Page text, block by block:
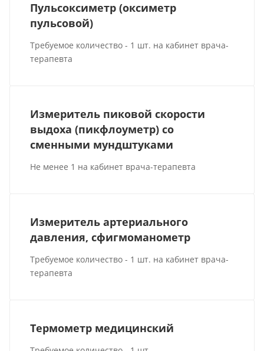
Пульсоксиметр (оксиметр
пульсовой)
Требуемое количество - 1 шт. на кабинет врача-
терапевта
Измеритель пиковой скорости
выдоха (пикфлоуметр) со
сменными мундштуками
Не менее 1 на кабинет врача-терапевта
Измеритель артериального
давления, сфигмоманометр
Требуемое количество - 1 шт. на кабинет врача-
терапевта
Термометр медицинский